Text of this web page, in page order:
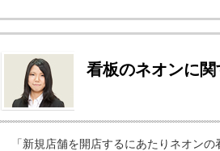
看板のネオンに
「新規店舗を開店するにあたりネオンの